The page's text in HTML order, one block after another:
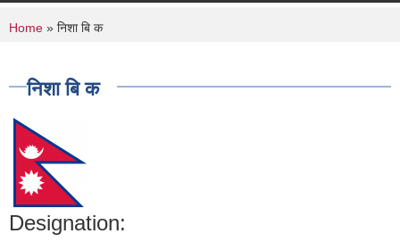
You are here
Home » निशा बि क
निशा बि क
Designation: